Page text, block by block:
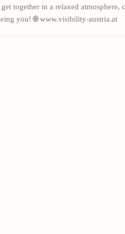
together in a relaxed atmosphere,
you! 🌐 www.visibility-austria.at